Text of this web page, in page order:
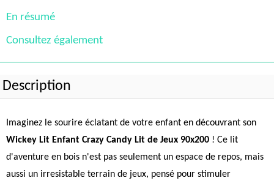
En résumé
Consultez également
Description
Imaginez le sourire éclatant de votre enfant en découvrant son
Wickey Lit Enfant Crazy Candy Lit de Jeux 90x200 ! Ce lit
d'aventure en bois n'est pas seulement un espace de repos, mais
aussi un irresistable terrain de jeux, pensé pour stimuler